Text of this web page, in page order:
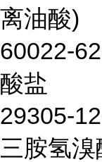
离油酸)
60022-
酸盐
29305-
三胺氢